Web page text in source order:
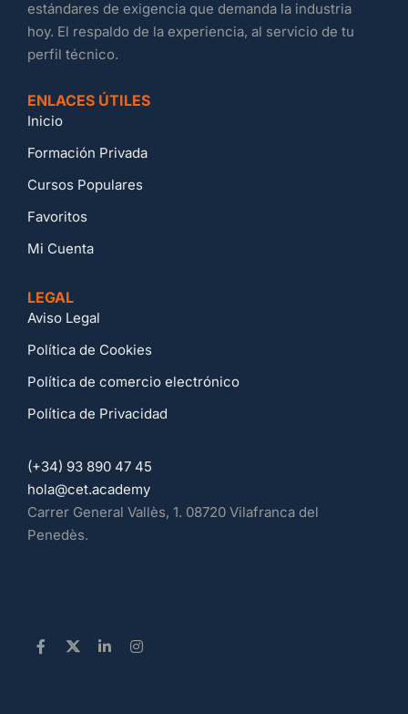
estándares de exigencia que demanda la industria
hoy. El respaldo de la experiencia, al servicio de tu
perfil técnico.
ENLACES ÚTILES
Inicio
Formación Privada
Cursos Populares
Favoritos
Mi Cuenta
LEGAL
Aviso Legal
Política de Cookies
Política de comercio electrónico
Política de Privacidad
(+34) 93 890 47 45
hola@cet.academy
Carrer General Vallès, 1. 08720 Vilafranca del
Penedès.